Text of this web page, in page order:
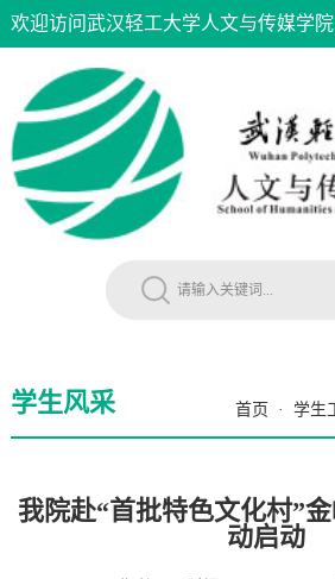
欢迎访问武汉轻工大学人文与传媒学院
学生风采 首页 · 学生
我院赴“首批特色文化村”
动启动